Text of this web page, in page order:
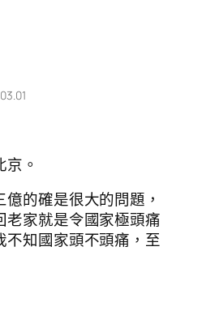
京。
的確是很大的問題，
老家就是令國家極頭痛
不知國家頭不頭痛，至